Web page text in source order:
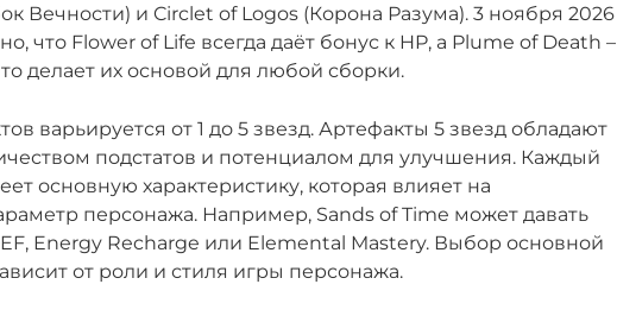
Вечности) и Circlet of Logos (Корона Разума). 3 ноября 2026
что Flower of Life всегда даёт бонус к HP, а Plume of Death –
делает их основой для любой сборки.
варьируется от 1 до 5 звезд. Артефакты 5 звезд обладают
подстатов и потенциалом для улучшения. Каждый
основную характеристику, которая влияет на
персонажа. Например, Sands of Time может давать
Energy Recharge или Elemental Mastery. Выбор основной
от роли и стиля игры персонажа.